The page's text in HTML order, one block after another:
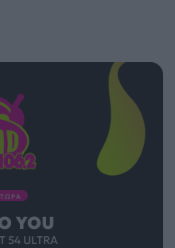
ΤΩΡΑ
YOU
54 ULTRA